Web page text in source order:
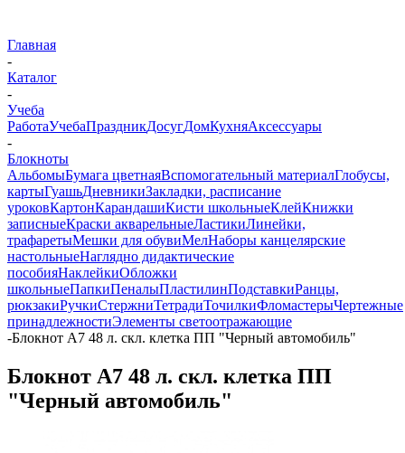
Главная
-
Каталог
-
Учеба
РаботаУчебаПраздникДосугДомКухняАксессуары
-
Блокноты
АльбомыБумага цветнаяВспомогательный материалГлобусы,
картыГуашьДневникиЗакладки, расписание
уроковКартонКарандашиКисти школьныеКлейКнижки
записныеКраски акварельныеЛастикиЛинейки,
трафаретыМешки для обувиМелНаборы канцелярские
настольныеНаглядно дидактические
пособияНаклейкиОбложки
школьныеПапкиПеналыПластилинПодставкиРанцы,
рюкзакиРучкиСтержниТетрадиТочилкиФломастерыЧертежные
принадлежностиЭлементы светоотражающие
-Блокнот А7 48 л. скл. клетка ПП "Черный автомобиль"
Блокнот А7 48 л. скл. клетка ПП
"Черный автомобиль"